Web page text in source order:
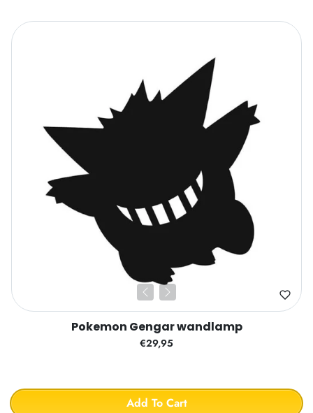
Pokemon Gengar wandlamp
€29,95
Add To Cart